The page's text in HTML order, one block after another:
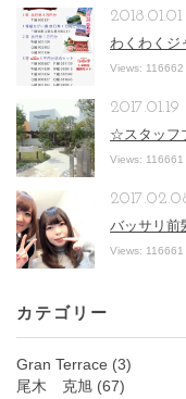
わくわく
2018.01.01
Views: 116662
☆スタッフ
2017.01.19
Views: 116661
バッサリ
Views: 116661
カテゴリー
Gran Terrace (3)
尾木 克旭 (67)